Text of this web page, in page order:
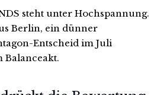
steht unter Hochspannung.
Berlin, ein dünner
Entscheid im Juli
Balanceakt.